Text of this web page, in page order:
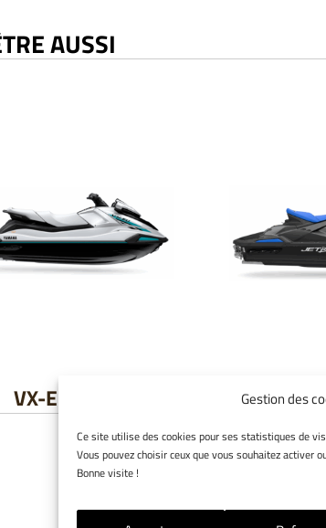
Gestion des
Ce site utilise des cookies pour ses statistiques de
Vous pouvez choisir ceux que vous souhaitez activer
Bonne visite !
AUSSI
VX-EU 2025 JET